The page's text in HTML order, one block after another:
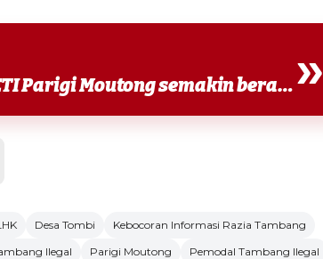
Warga juga menilai para pemodal PETI Parigi Moutong semakin berani menjalankan aktivitasnya....»
Desa Tombi
Kebocoran Informasi Razia Tambang
Ilegal Parigi Moutong
Pemodal Tambang Ilegal